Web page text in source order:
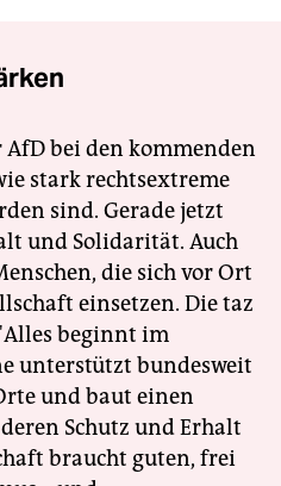
bei den kommenden
stark rechtsextreme
sind. Gerade jetzt
und Solidarität. Auch
die sich vor Ort
einsetzen. Die taz
beginnt im
unterstützt bundesweit
und baut einen
Schutz und Erhalt
braucht guten, frei